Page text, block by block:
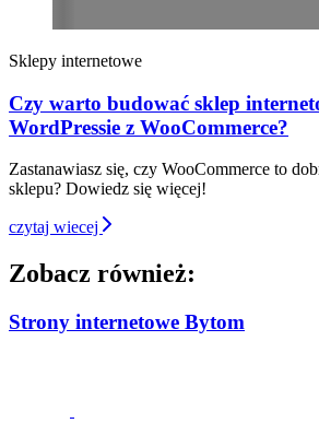
Sklepy internetowe
Czy warto budować sklep
WordPressie z WooCommerce?
Zastanawiasz się, czy WooCommerce to
sklepu? Dowiedz się więcej!
czytaj wiecej
Zobacz również:
Strony internetowe Bytom